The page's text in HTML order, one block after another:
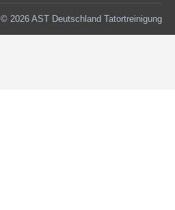
© 2026 AST Deutschland Tatortreinigung